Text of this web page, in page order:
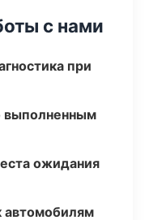
с нами
при
выполненным
ожидания
автомобилям